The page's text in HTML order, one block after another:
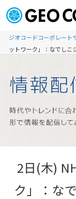
ジオコードコーポレート
ットワーク」：なでしこ
2日(木)
ク」：な